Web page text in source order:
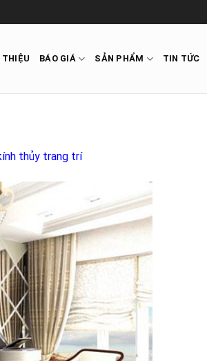
THIỆU BÁO GIÁ SẢN PHẨM TIN TỨC
thủy trang trí